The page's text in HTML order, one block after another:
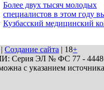
Более двух тысяч молодых
специалистов в этом году
Кузбасский медицинский
| Создание сайта | 18+
Серия ЭЛ № ФС 77 - 44486
с указанием